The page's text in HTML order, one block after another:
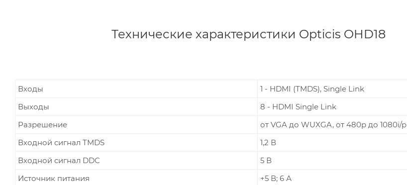
Технические характеристики Opticis OHD18
Входы
1 - HDMI (TMDS), Single Link
Выходы
8 - HDMI Single Link
Разрешение
от VGA до WUXGA, от 480p до 1080i/p
Входной сигнал TMDS
1,2 В
Входной сигнал DDC
5 В
Источник питания
+5 В; 6 А